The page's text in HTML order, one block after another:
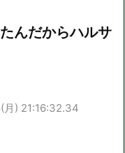
んだからハルサ
) 21:16:32.34